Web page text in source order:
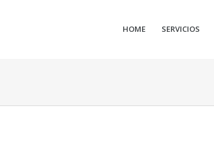
HOME SERVICIOS